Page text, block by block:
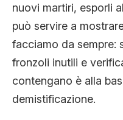
nuovi martiri, esporli
può servire a
facciamo da sempre:
fronzoli inutili e
contengano è alla
demistificazione.